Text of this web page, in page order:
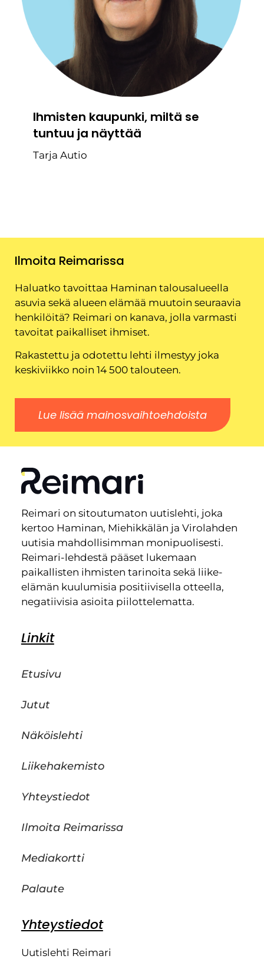
Ihmisten kaupunki, miltä se
tuntuu ja näyttää
Tarja Autio
Ilmoita Reimarissa
Haluatko tavoittaa Haminan talousalueella
asuvia sekä alueen elämää muutoin seuraavia
henkilöitä? Reimari on kanava, jolla varmasti
tavoitat paikalliset ihmiset.
Rakastettu ja odotettu lehti ilmestyy joka
keskiviikko noin 14 500 talouteen.
Lue lisää mainosvaihtoehdoista
Reimari on sitoutumaton uutislehti, joka
kertoo Haminan, Miehikkälän ja Virolahden
uutisia mahdollisimman monipuolisesti.
Reimari-lehdestä pääset lukemaan
paikallisten ihmisten tarinoita sekä liike-
elämän kuulumisia positiivisella otteella,
negatiivisia asioita piilottelematta.
Linkit
Etusivu
Jutut
Näköislehti
Liikehakemisto
Yhteystiedot
Ilmoita Reimarissa
Mediakortti
Palaute
Yhteystiedot
Uutislehti Reimari